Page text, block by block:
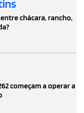
chácara, rancho,
começam a operar a